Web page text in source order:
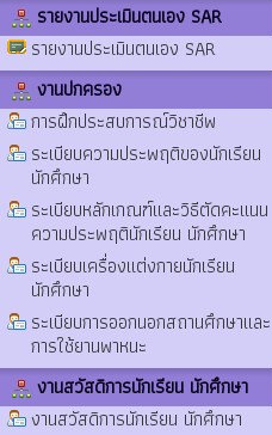
รายงานประเมินตนเอง SAR
รายงานประเมินตนเอง SAR
งานปกครอง
การฝึกประสบการณ์วิชาชีพ
ระเบียบความประพฤติของนักเรียน
นักศึกษา
ระเบียบหลักเกณฑ์และวิธีตัดคะแนน
ความประพฤตินักเรียน นักศึกษา
ระเบียบเครื่องแต่งกายนักเรียน
นักศึกษา
ระเบียบการออกนอกสถานศึกษาและ
การใช้ยานพาหนะ
งานสวัสดิการนักเรียน นักศึกษา
งานสวัสดิการนักเรียน นักศึกษา